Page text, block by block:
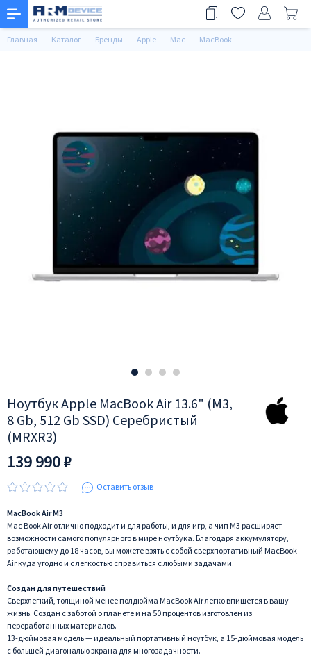
Главная Каталог Бренды Apple Mac MacBook
Ноутбук Apple MacBook Air 13.6" (M3,
8 Gb, 512 Gb SSD) Серебристый
(MRXR3)
139 990 ₽
Оставить отзыв
MacBook Air М3
Mac Book Air отлично подходит и для работы, и для игр, а чип M3 расширяет
возможности самого популярного в мире ноутбука. Благодаря аккумулятору,
работающему до 18 часов, вы можете взять с собой сверхпортативный MacBook
Air куда угодно и с легкостью справиться с любыми задачами.
Создан для путешествий
Сверхлегкий, толщиной менее полдюйма MacBook Air легко впишется в вашу
жизнь. Создан с заботой о планете и на 50 процентов изготовлен из
переработанных материалов.
13-дюймовая модель — идеальный портативный ноутбук, а 15-дюймовая модель
с большей диагональю экрана для многозадачности.